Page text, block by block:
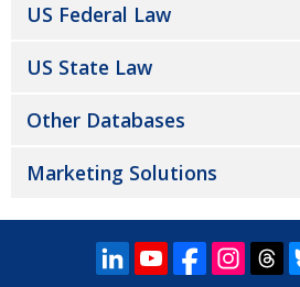
US Federal Law
US State Law
Other Databases
Marketing Solutions